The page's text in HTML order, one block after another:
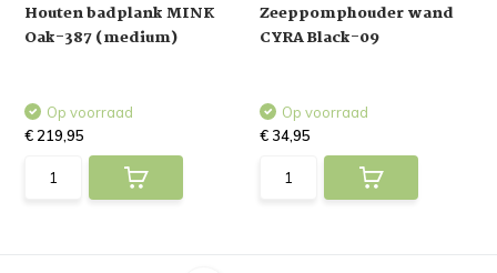
Houten badplank MINK
Oak-387 (medium)
Op voorraad
€ 219,95
Zeeppomphouder wand
CYRA Black-09
Op voorraad
€ 34,95